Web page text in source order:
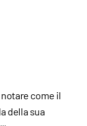
come il
della sua